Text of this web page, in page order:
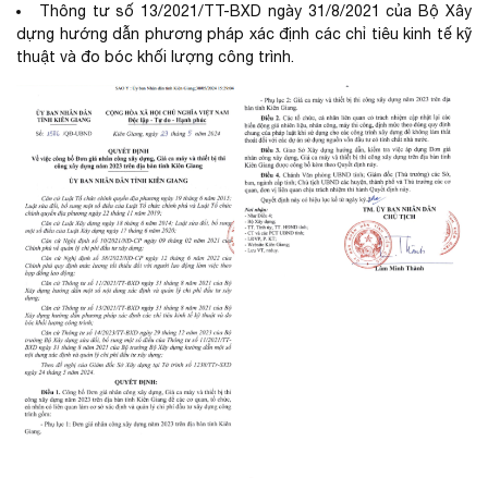
Thông tư số 13/2021/TT-BXD ngày 31/8/2021 của Bộ Xây
dựng hướng dẫn phương pháp xác định các chỉ tiêu kinh tế kỹ
thuật và đo bóc khối lượng công trình.